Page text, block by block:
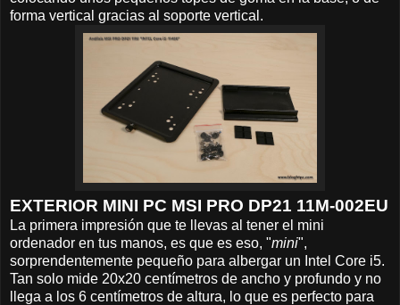
forma vertical gracias al soporte vertical.
EXTERIOR MINI PC MSI PRO DP21 11M-002EU
La primera impresión que te llevas al tener el mini
ordenador en tus manos, es que es eso, "mini",
sorprendentemente pequeño para albergar un Intel Core i5.
Tan solo mide 20x20 centímetros de ancho y profundo y no
llega a los 6 centímetros de altura, lo que es perfecto para